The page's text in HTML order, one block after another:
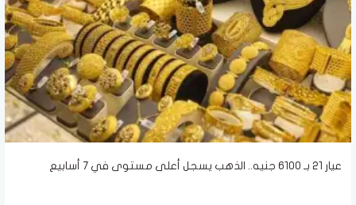
عيار 21 بـ 6100 جنيه.. الذهب يسجل أعلى مستوى في 7 أسابيع